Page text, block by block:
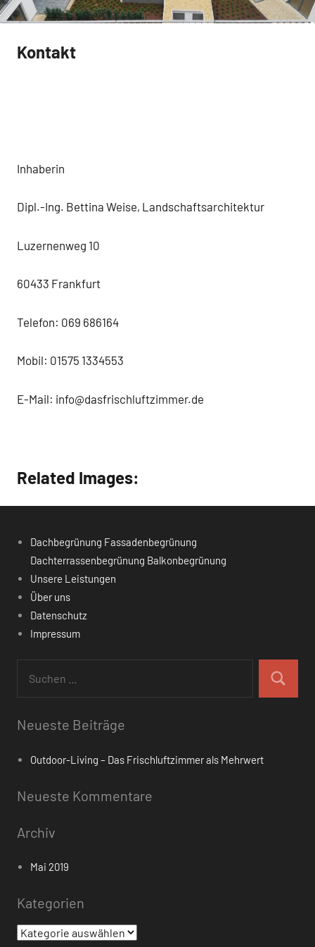
Gartenneuanlage,
Gartenplanung,
Kontakt
Inhaberin
Dipl.-Ing. Bettina Weise, Landschaftsarchitektur
Luzernenweg 10
60433 Frankfurt
Telefon: 069 686164
Mobil: 01575 1334553
E-Mail: info@dasfrischluftzimmer.de
Related Images:
Dachbegrünung Fassadenbegrünung
Dachterrassenbegrünung Balkonbegrünung
Unsere Leistungen
Über uns
Datenschutz
Impressum
nach:
Suchen
Neueste Beiträge
Outdoor-Living – Das Frischluftzimmer als Mehrwert
Neueste Kommentare
Archiv
Mai 2019
Kategorien
Kategorien